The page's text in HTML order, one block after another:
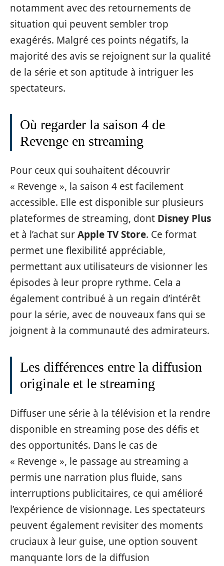
notamment avec des retournements de
situation qui peuvent sembler trop
exagérés. Malgré ces points négatifs, la
majorité des avis se rejoignent sur la qualité
de la série et son aptitude à intriguer les
spectateurs.
Où regarder la saison 4 de
Revenge en streaming
Pour ceux qui souhaitent découvrir
« Revenge », la saison 4 est facilement
accessible. Elle est disponible sur plusieurs
plateformes de streaming, dont Disney Plus
et à l’achat surApple TV Store. Ce format
permet une flexibilité appréciable,
permettant aux utilisateurs de visionner les
épisodes à leur propre rythme. Cela a
également contribué à un regain d’intérêt
pour la série, avec de nouveaux fans qui se
joignent à la communauté des admirateurs.
Les différences entre la diffusion
originale et le streaming
Diffuser une série à la télévision et la rendre
disponible en streaming pose des défis et
des opportunités. Dans le cas de
« Revenge », le passage au streaming a
permis une narration plus fluide, sans
interruptions publicitaires, ce qui amélioré
l’expérience de visionnage. Les spectateurs
peuvent également revisiter des moments
cruciaux à leur guise, une option souvent
manquante lors de la diffusion